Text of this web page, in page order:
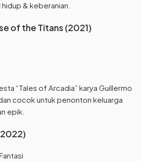
& keberanian.
of the Titans (2021)
“Tales of Arcadia” karya Guillermo
cocok untuk penonton keluarga
epik.